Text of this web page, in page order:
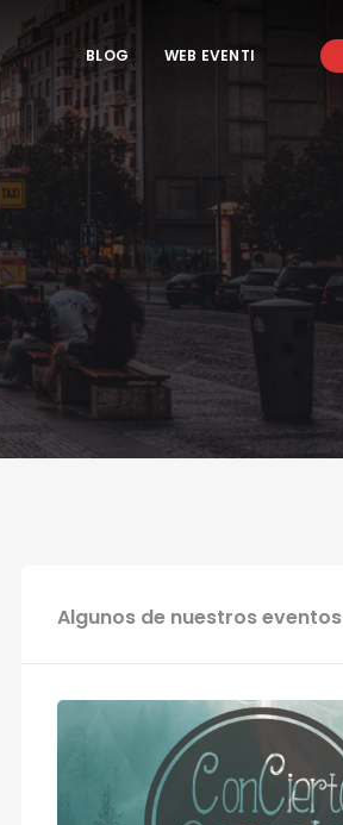
BLOG WEB EVENTI
Algunos de nuestros eventos